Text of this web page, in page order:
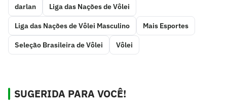
darlan Liga das Nações de Vôlei
Liga das Nações de Vôlei Masculino Mais Esportes
Seleção Brasileira de Vôlei Vôlei
SUGERIDA PARA VOCÊ!